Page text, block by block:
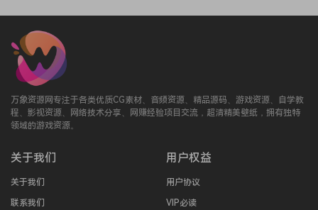
🏠 HomePage
万象资源网专注于各类优质CG素材、音频资源、精品源码、游戏资源、自学教
程、影视资源、网络技术分享、网赚经验项目交流，超清精美壁纸，拥有独特
领域的游戏资源。
关于我们
关于我们
联系我们
用户权益
用户协议
VIP必读